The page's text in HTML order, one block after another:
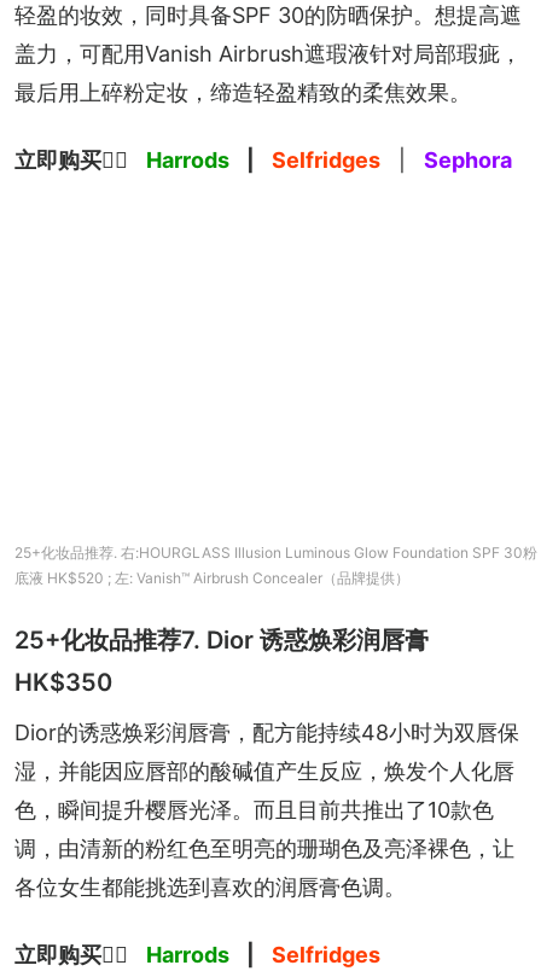
轻盈的妆效，同时具备SPF 30的防晒保护。想提高遮
盖力，可配用Vanish Airbrush遮瑕液针对局部瑕疵，
最后用上碎粉定妆，缔造轻盈精致的柔焦效果。
立即购买👉🏻 Harrods Selfridges Sephora
25+化妆品推荐. 右:HOURGLASS Illusion Luminous Glow Foundation SPF 30粉
底液 HK$520 ; 左: Vanish™ Airbrush Concealer（品牌提供）
25+化妆品推荐7. Dior 诱惑焕彩润唇膏
HK$350
Dior的诱惑焕彩润唇膏，配方能持续48小时为双唇保
湿，并能因应唇部的酸碱值产生反应，焕发个人化唇
色，瞬间提升樱唇光泽。而且目前共推出了10款色
调，由清新的粉红色至明亮的珊瑚色及亮泽裸色，让
各位女生都能挑选到喜欢的润唇膏色调。
立即购买👉🏻 Harrods Selfridges